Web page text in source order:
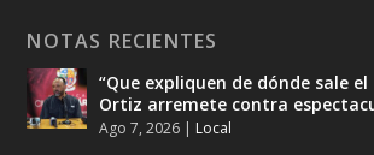
NOTAS RECIENTES
“Que expliquen de dónde sale
Ortiz arremete contra
Ago 7, 2026 | Local